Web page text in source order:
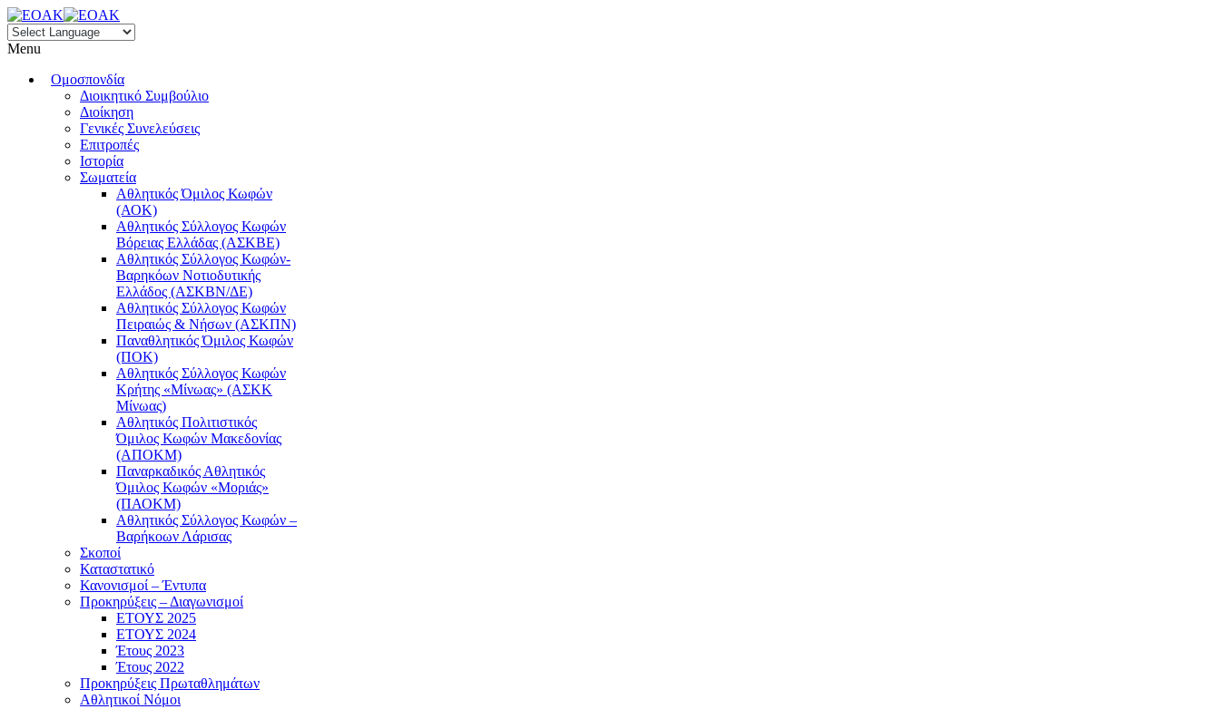
Menu
Ομοσπονδία
Διοικητικό Συμβούλιο
Διοίκηση
Γενικές Συνελεύσεις
Επιτροπές
Ιστορία
Σωματεία
Αθλητικός Όμιλος Κωφών
(ΑΟΚ)
Αθλητικός Σύλλογος Κωφών
Βόρειας Ελλάδας (ΑΣΚΒΕ)
Αθλητικός Σύλλογος Κωφών-
Βαρηκόων Νοτιοδυτικής
Ελλάδος (ΑΣΚΒΝ/ΔΕ)
Αθλητικός Σύλλογος Κωφών
Πειραιώς & Νήσων (ΑΣΚΠΝ)
Παναθλητικός Όμιλος Κωφών
(ΠΟΚ)
Αθλητικός Σύλλογος Κωφών
Κρήτης «Μίνωας» (ΑΣΚΚ
Μίνωας)
Αθλητικός Πολιτιστικός
Όμιλος Κωφών Μακεδονίας
(ΑΠΟΚΜ)
Παναρκαδικός Αθλητικός
Όμιλος Κωφών «Μοριάς»
(ΠΑΟΚΜ)
Αθλητικός Σύλλογος Κωφών –
Βαρήκοων Λάρισας
Σκοποί
Καταστατικό
Κανονισμοί – Έντυπα
Προκηρύξεις – Διαγωνισμοί
ΕΤΟΥΣ 2025
ΕΤΟΥΣ 2024
Έτους 2023
Έτους 2022
Προκηρύξεις Πρωταθλημάτων
Αθλητικοί Νόμοι